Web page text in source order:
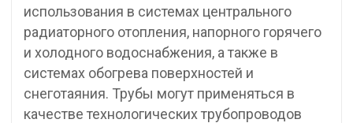
использования в системах центрального
радиаторного отопления, напорного горячего
и холодного водоснабжения, а также в
системах обогрева поверхностей и
снеготаяния. Трубы могут применяться в
качестве технологических трубопроводов